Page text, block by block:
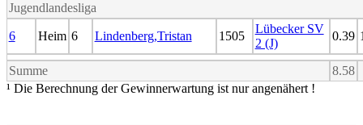
Jugendlandesliga
6 Heim 6 Lindenberg,Tristan 1505
Lübecker SV
2 (J)
0.39
Summe
8.58
¹ Die Berechnung der Gewinnerwartung ist nur angenähert !